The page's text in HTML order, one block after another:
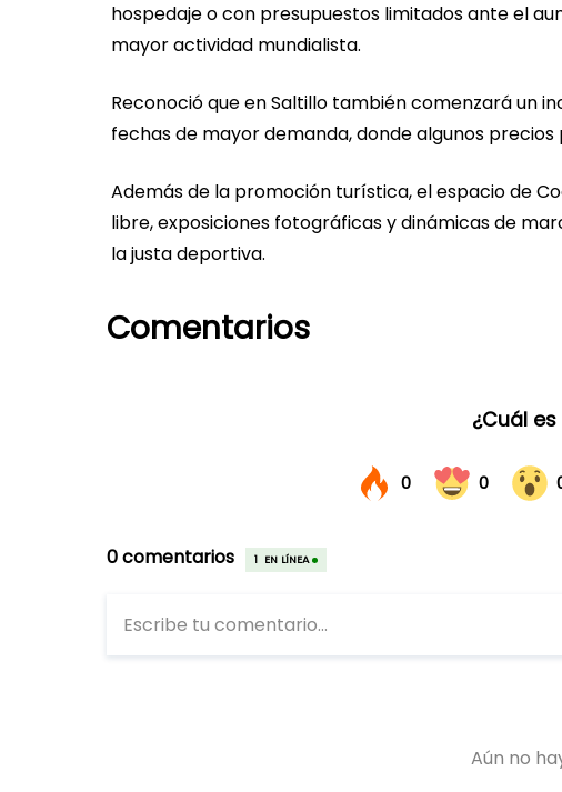
hospedaje o con presupuestos limitados ante el
mayor actividad mundialista.
Reconoció que en Saltillo también comenzará un
fechas de mayor demanda, donde algunos
Además de la promoción turística, el espacio de
libre, exposiciones fotográficas y dinámicas de
la justa deportiva.
Comentarios